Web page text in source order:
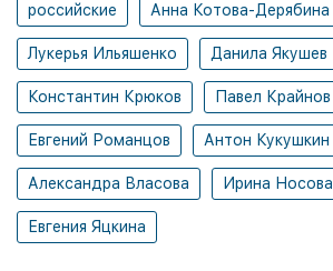
российские Анна Котова-Дерябина
Лукерья Ильяшенко Данила Якушев
Константин Крюков Павел Крайнов
Евгений Романцов Антон Кукушкин
Александра Власова Ирина Носова
Евгения Яцкина